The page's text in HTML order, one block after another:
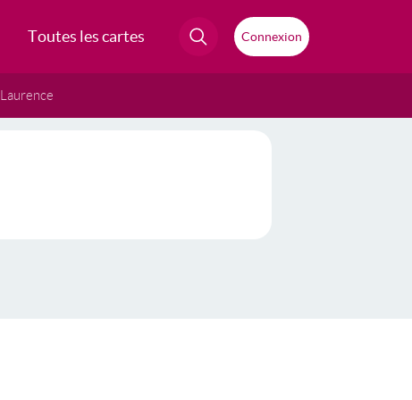
Toutes les cartes Connexion
Laurence